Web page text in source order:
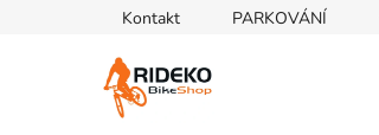
Kontakt PARKOVÁNÍ